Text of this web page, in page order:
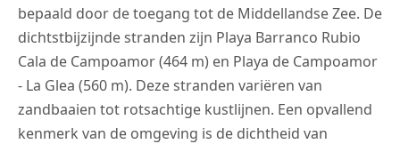
bepaald door de toegang tot de Middellandse Zee. De
dichtstbijzijnde stranden zijn Playa Barranco Rubio
Cala de Campoamor (464 m) en Playa de Campoamor
- La Glea (560 m). Deze stranden variëren van
zandbaaien tot rotsachtige kustlijnen. Een opvallend
kenmerk van de omgeving is de dichtheid van